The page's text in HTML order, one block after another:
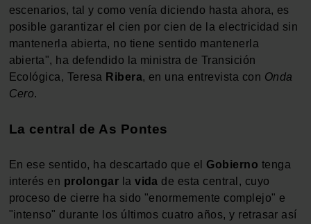
escenarios, tal y como venía diciendo hasta ahora, es
posible garantizar el cien por cien de la electricidad sin
mantenerla abierta, no tiene sentido mantenerla
abierta", ha defendido la ministra de Transición
Ecológica, Teresa Ribera, en una entrevista con Onda
Cero.
La central de As Pontes
En ese sentido, ha descartado que el Gobierno tenga
interés en prolongar lavida de esta central, cuyo
proceso de cierre ha sido "enormemente complejo" e
"intenso" durante los últimos cuatro años, y retrasar así